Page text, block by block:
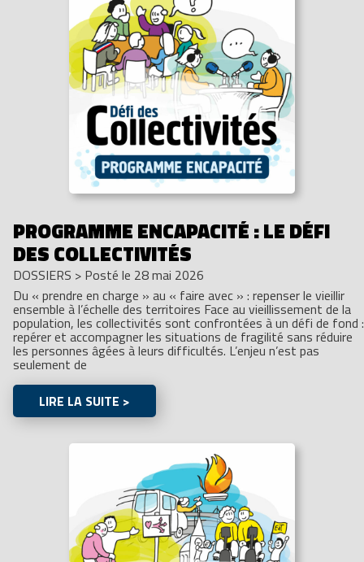
PROGRAMME ENCAPACITÉ : LE DÉFI
DES COLLECTIVITÉS
DOSSIERS > Posté le 28 mai 2026
Du « prendre en charge » au « faire avec » : repenser le vieillir
ensemble à l’échelle des territoires Face au vieillissement de la
population, les collectivités sont confrontées à un défi de fond :
repérer et accompagner les situations de fragilité sans réduire
les personnes âgées à leurs difficultés. L’enjeu n’est pas
seulement de
LIRE LA SUITE >